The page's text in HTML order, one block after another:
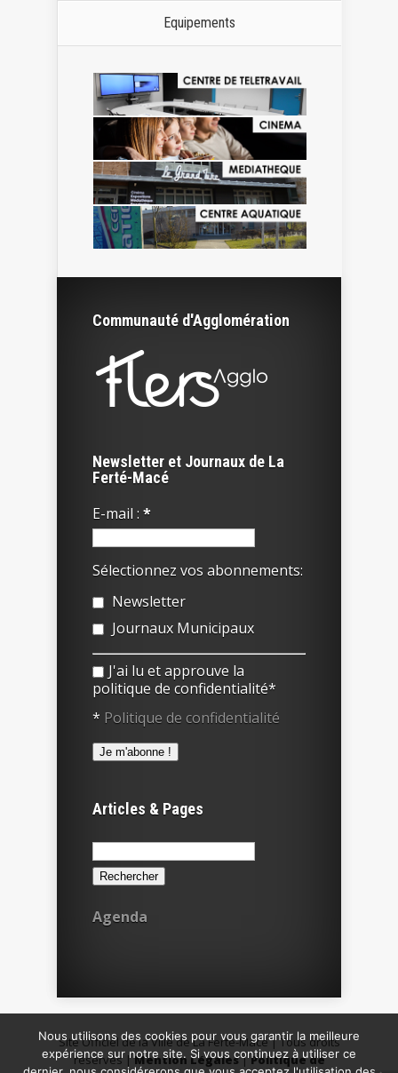
Equipements
Communauté d'Agglomération
Newsletter et Journaux de La
Ferté-Macé
E-mail : *
Sélectionnez vos abonnements:
Newsletter
Journaux Municipaux
J'ai lu et approuve la
politique de confidentialité*
* Politique de confidentialité
Articles & Pages
Rechercher :
Agenda
Site Officiel de la Ville de La Ferté-Macé | Tous droits
réservés |Mention Légales|Politique de
Nous utilisons des cookies pour vous garantir la meilleure
expérience sur notre site. Si vous continuez à utiliser ce